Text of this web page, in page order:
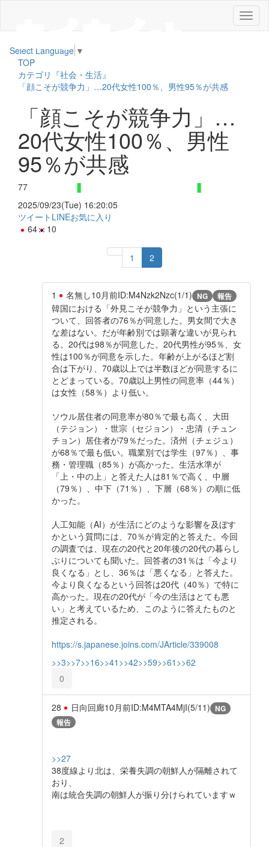
メ
ニ
Select Language ▼
TOP
カテゴリ『社会・生活』
「顔こそが競争力」…20代女性100％、男性95％が共感
「顔こそが競争力」…
20代女性100％、男性
95％が共感
77
2025/09/23(Tue) 16:20:05
ツイート LINEお気に入り
64
10
1 2
1 名無し10月前ID:M4Nzk2Nzc(1/1) NG 報告
韓国における「外見こそが競争力」という主張に
ついて、回答者の76％が同意した。男女間で大き
な差はない。だが年齢別では顕著な違いが見られ
る。20代は98％が同意した。20代男性が95％、女
性は100％が同意を示した。年齢が上がるほど割
合は下がり、70歳以上では半数ほどが同意するに
とどまっている。70歳以上男性の同意率（44％）
は女性（58％）より低い。
ソウル居住者の同意率が80％で最も高く、大田
（テジョン）・世宗（セジョン）・忠清（チュン
チョン）居住者が79％だった。済州（チェジュ）
が68％で最も低い。職業別では学生（97％）、事
務・管理職（85％）が高かった。生活水準が
「上・中の上」と答えた人は81％で高く、中層
（79％）、中下（71％）、下層（68％）の順に低
かった。
人工知能（AI）が生活にどのような影響を及ぼす
かという質問には、70％が肯定的と答えた。今回
の調査では、現在の20代と20年後の20代の暮らし
ぶりについても聞いた。回答者の31％は「今より
良くなる」とし、36％は「悪くなる」と答えた。
今より良くなるという回答は20代（40％）で特に
高かった。現在の20代が「今の生活はとても悪
い」と考えているため、このように答えたものと
推定される。
https://s.japanese.joins.com/JArticle/339008
>>3>>7>>16>>41 >>42>>59>>61 >>62
0
28 日向回廊10月前ID:M4MTA4MjI(5/11) NG
報告
>>27
38度線より北は、栄養失調の朝鮮人が隔離されて
おり、
南は統合失調の朝鮮人が振り分けられていますｗ
2